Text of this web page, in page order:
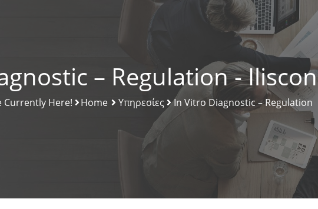
– Regulation -
Currently Here! Home Υπηρεσίες In Vitro Diagnostic – Regulation